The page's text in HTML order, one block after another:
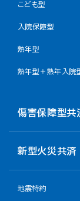
こども型
入院保障型
熟年型
熟年型＋熟年入院
傷害保障型共
新型火災共済
地震特約